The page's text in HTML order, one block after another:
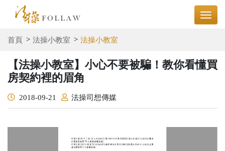
首頁 法操小教室 法操小教室
【法操小教室】小心不要被騙！教你看懂買
房契約裡的眉角
2018-09-21 法操司想傳媒